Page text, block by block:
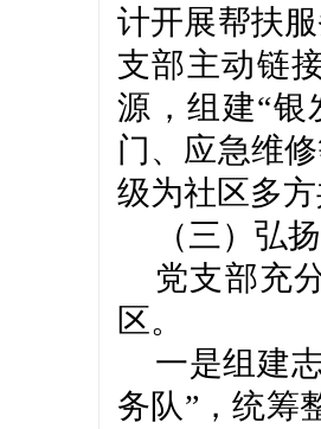
计开展帮扶
支部主动链
源，组建“银
门、应急维
级为社区多
（三）弘
党支部充
区。
一是组建
务队”，统筹